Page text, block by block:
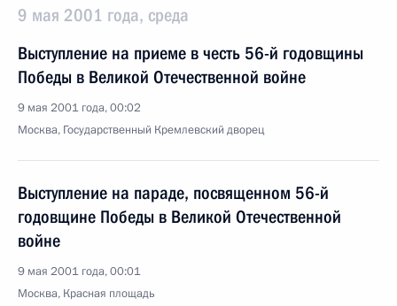
9 мая 2001 года, среда
Выступление на приеме в честь 56-й годовщины
Победы в Великой Отечественной войне
9 мая 2001 года, 00:02
Москва, Государственный Кремлевский дворец
Выступление на параде, посвященном 56-й
годовщине Победы в Великой Отечественной
войне
9 мая 2001 года, 00:01
Москва, Красная площадь